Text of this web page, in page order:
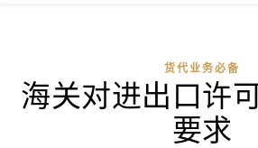
货代业务必备
海关对进出口许
要求